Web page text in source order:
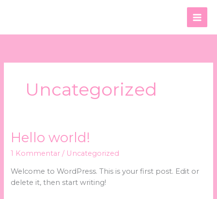
Uncategorized
Hello world!
1 Kommentar / Uncategorized
Welcome to WordPress. This is your first post. Edit or
delete it, then start writing!
Hello
world!